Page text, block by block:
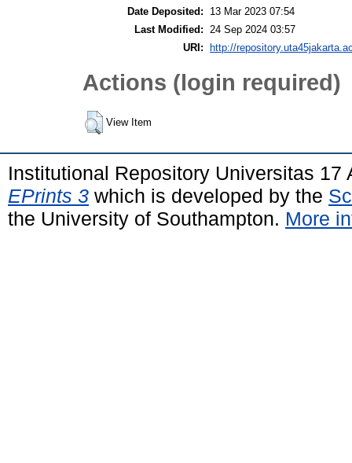
Date Deposited:
13 Mar 2023 07:54
Last Modified:
24 Sep 2024 03:57
URI:
http://
Actions (login required)
View Item
Institutional Repository Universitas
EPrints 3 which is developed by the
the University of Southampton. More